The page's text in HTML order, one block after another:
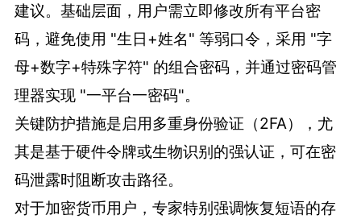
建议。基础层面，用户需立即修改所有平台密
码，避免使用 "生日+姓名" 等弱口令，采用 "字
母+数字+特殊字符" 的组合密码，并通过密码管
理器实现 "一平台一密码"。
关键防护措施是启用多重身份验证（2FA），尤
其是基于硬件令牌或生物识别的强认证，可在密
码泄露时阻断攻击路径。
对于加密货币用户，专家特别强调恢复短语的存